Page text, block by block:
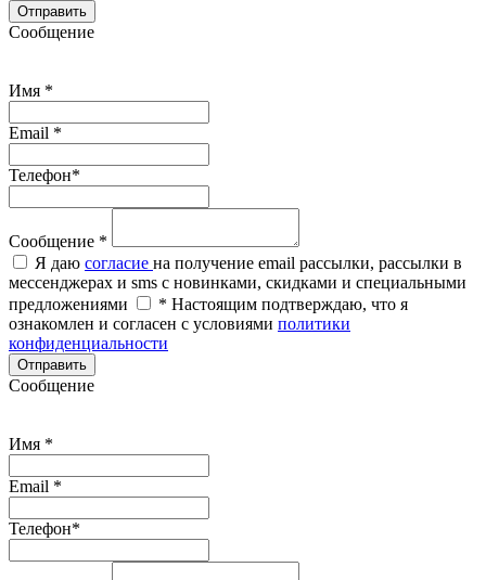
Отправить
Сообщение
Имя *
Email *
Телефон*
Сообщение *
Я даю согласие на получение email рассылки, рассылки в
мессенджерах и sms с новинками, скидками и специальными
предложениями
* Настоящим подтверждаю, что я
ознакомлен и согласен с условиями политики
конфиденциальности
Отправить
Сообщение
Имя *
Email *
Телефон*